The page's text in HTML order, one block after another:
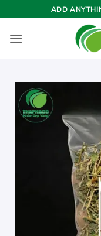
qua
nội
ADD